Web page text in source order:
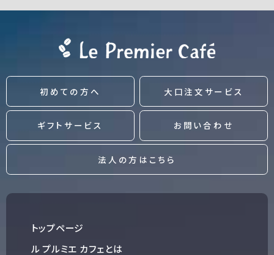
初めての方へ 大口注文サービス
ギフトサービス お問い合わせ
法人の方はこちら
トップページ
ル プルミエ カフェとは